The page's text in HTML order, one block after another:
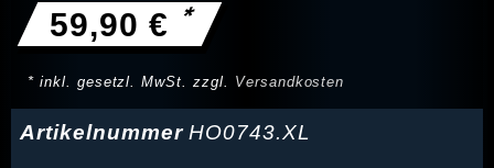
59,90 € *
* inkl. gesetzl. MwSt. zzgl. Versandkosten
ArtikelnummerHO0743.XL